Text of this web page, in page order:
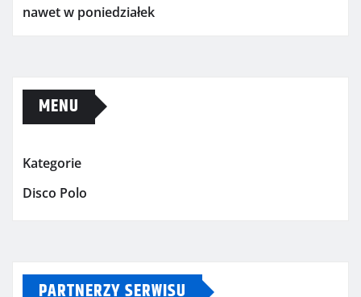
nawet w poniedziałek
MENU
Kategorie
Disco Polo